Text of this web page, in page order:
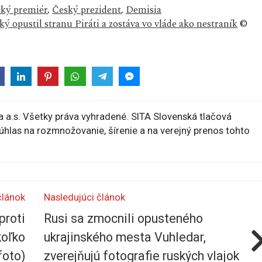
premiér,Český prezident,Demisia
opustil stranu Piráti a zostáva vo vláde ako nestraník©
Všetky práva vyhradené. SITA Slovenská tlačová
na rozmnožovanie, šírenie a na verejný prenos tohto
Nasledujúci článok
Rusi sa zmocnili opusteného
ukrajinského mesta Vuhledar,
zverejňujú fotografie ruských vlajok